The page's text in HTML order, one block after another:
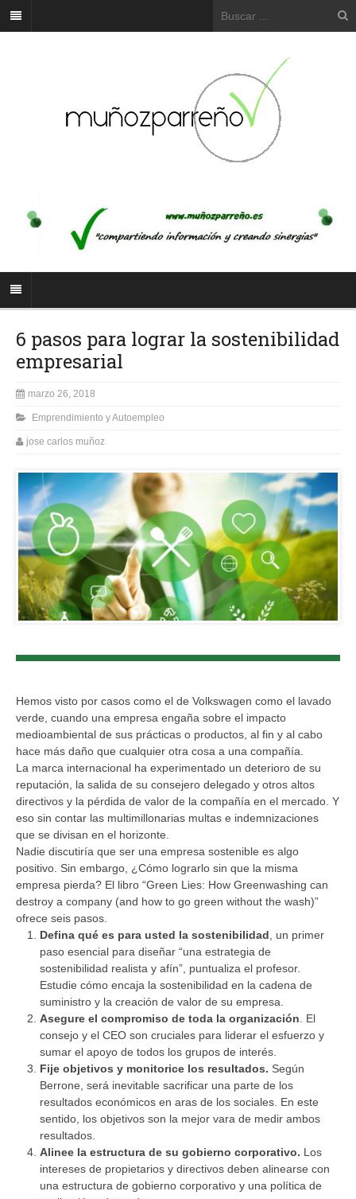
6 pasos para lograr la sostenibilidad
empresarial
marzo 26, 2018
Emprendimiento y Autoempleo
jose carlos muñoz
Hemos visto por casos como el de Volkswagen como el lavado
verde, cuando una empresa engaña sobre el impacto
medioambiental de sus prácticas o productos, al fin y al cabo
hace más daño que cualquier otra cosa a una compañía.
La marca internacional ha experimentado un deterioro de su
reputación, la salida de su consejero delegado y otros altos
directivos y la pérdida de valor de la compañía en el mercado. Y
eso sin contar las multimillonarias multas e indemnizaciones
que se divisan en el horizonte.
Nadie discutiría que ser una empresa sostenible es algo
positivo. Sin embargo, ¿Cómo lograrlo sin que la misma
empresa pierda? El libro “Green Lies: How Greenwashing can
destroy a company (and how to go green without the wash)”
ofrece seis pasos.
Defina qué es para usted la sostenibilidad , un primer
paso esencial para diseñar “una estrategia de
sostenibilidad realista y afín”, puntualiza el profesor.
Estudie cómo encaja la sostenibilidad en la cadena de
suministro y la creación de valor de su empresa.
Asegure el compromiso de toda la organización . El
consejo y el CEO son cruciales para liderar el esfuerzo y
sumar el apoyo de todos los grupos de interés.
Fije objetivos y monitorice los resultados. Según
Berrone, será inevitable sacrificar una parte de los
resultados económicos en aras de los sociales. En este
sentido, los objetivos son la mejor vara de medir ambos
resultados.
Alinee la estructura de su gobierno corporativo. Los
intereses de propietarios y directivos deben alinearse con
una estructura de gobierno corporativo y una política de